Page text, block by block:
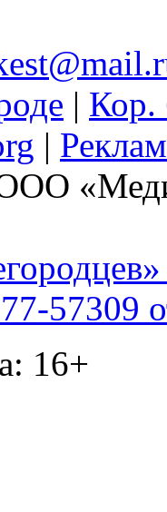
| Кор.
|
16+